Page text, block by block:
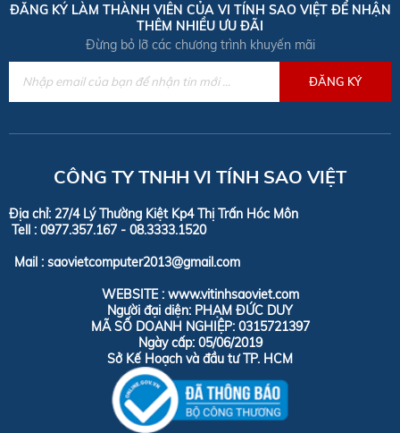
ĐĂNG KÝ LÀM THÀNH VIÊN CỦA VI TÍNH SAO VIỆT ĐỂ NHẬN
THÊM NHIỀU ƯU ĐÃI
Đừng bỏ lỡ các chương trình khuyến mãi
CÔNG TY TNHH VI TÍNH SAO VIỆT
Địa chỉ: 27/4 Lý Thường Kiệt Kp4 Thị Trấn Hóc Môn
Tell : 0977.357.167 - 08.3333.1520
Mail : saovietcomputer2013@gmail.com
WEBSITE : www.vitinhsaoviet.com
Người đại diện: PHẠM ĐỨC DUY
MÃ SỐ DOANH NGHIỆP: 0315721397
Ngày cấp: 05/06/2019
Sở Kế Hoạch và đầu tư TP. HCM